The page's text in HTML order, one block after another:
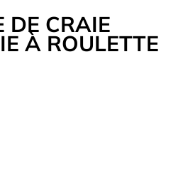
WEB
DE CRAIE
À ROULETTE